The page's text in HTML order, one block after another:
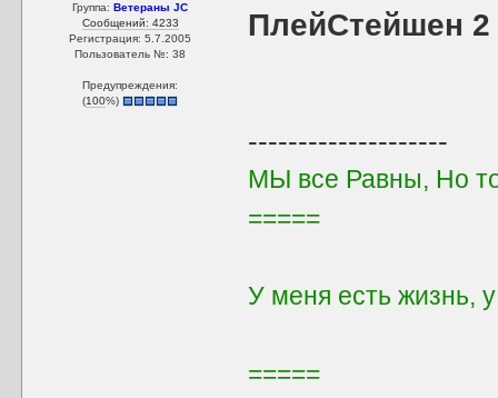
Группа:Ветераны JC
Сообщений: 4233
Регистрация: 5.7.2005
Пользователь №: 38
Предупреждения:
(100%)
ПлейСтейшен 2
--------------------
МЫ все Равны, Но
=====
У меня есть жизнь,
=====